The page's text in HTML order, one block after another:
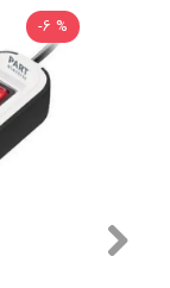
% 6-